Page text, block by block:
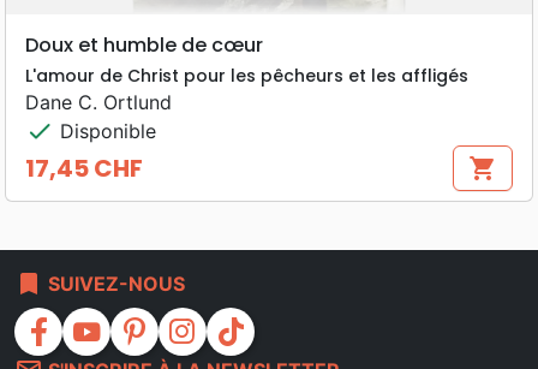
Doux et humble de cœur
L'amour de Christ pour les pêcheurs et les affligés
Dane C. Ortlund
check Disponible
Prix
17,45 CHF shopping_cart
bookmark SUIVEZ-NOUS
facebook youtube pinterest instagram
tiktok